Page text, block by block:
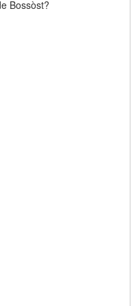
Bossòst?